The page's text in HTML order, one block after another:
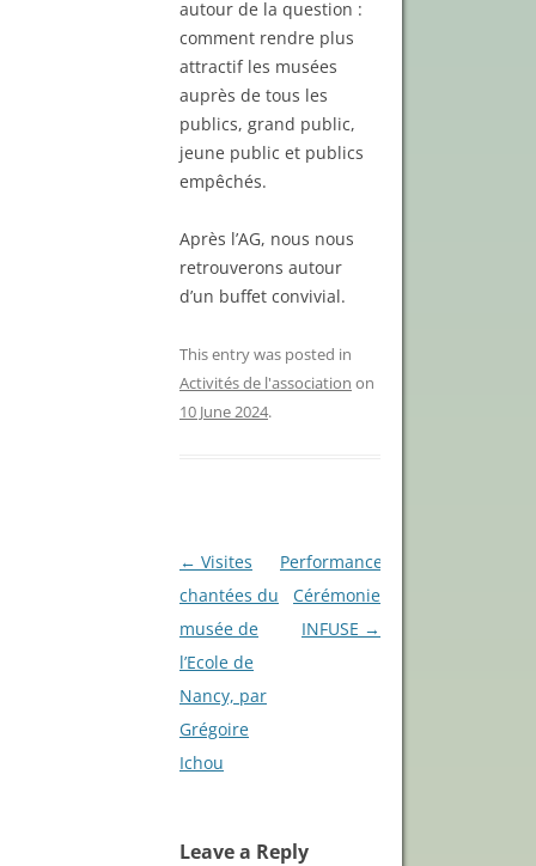
autour de la question :
comment rendre plus
attractif les musées
auprès de tous les
publics, grand public,
jeune public et publics
empêchés.
Après l’AG, nous nous
retrouverons autour
d’un buffet convivial.
This entry was posted in
Activités de l'association on
10 June 2024.
Post
navigation
← Visites
chantées du
musée de
l’Ecole de
Nancy, par
Grégoire
Ichou
Performance
Cérémonie
INFUSE →
Leave a Reply